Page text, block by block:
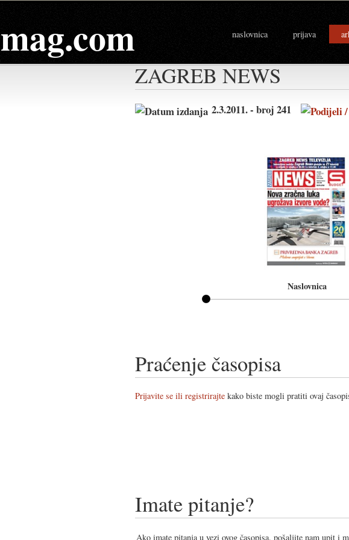
mag.com naslovnica prijava
ZAGREB NEWS
2.3.2011. - broj 241
Naslovnica
Praćenje časopisa
Prijavite se ili registrirajte kako biste mogli pratiti ovaj
Imate pitanje?
Ako imate pitanja u vezi ovog časopisa, pošaljite nam upit i